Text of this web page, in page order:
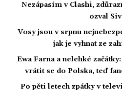
Nezápasím v Clashi,
ozval
Vosy jsou v srpnu
jak je vyhnat ze
Ewa Farna a nelehké
vrátit se do Polska, teď
Po pěti letech zpátky v